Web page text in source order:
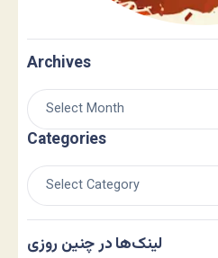
Archives
Categories
لینک‌ها در چنین روزی